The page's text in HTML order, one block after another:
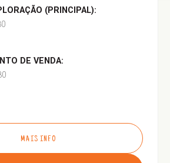
(PRINCIPAL):
DE VENDA:
MAIS INFO